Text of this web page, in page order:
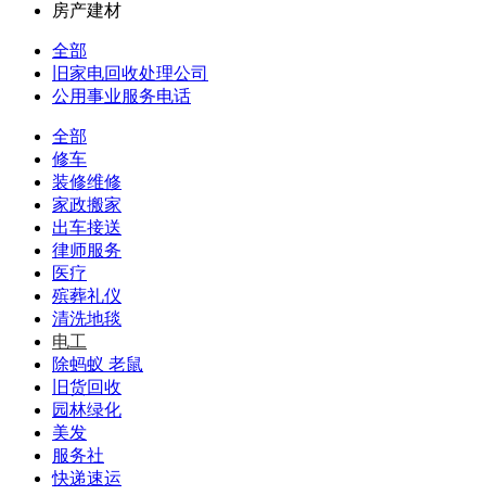
房产建材
全部
旧家电回收处理公司
公用事业服务电话
全部
修车
装修维修
家政搬家
出车接送
律师服务
医疗
殡葬礼仪
清洗地毯
电工
除蚂蚁 老鼠
旧货回收
园林绿化
美发
服务社
快递速运